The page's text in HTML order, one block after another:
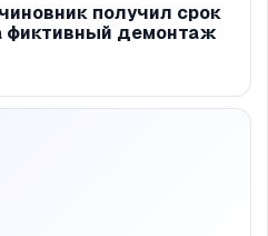
получил срок
фиктивный демонтаж